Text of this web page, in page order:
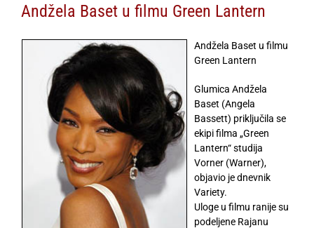
Andžela Baset u filmu Green Lantern
Andžela Baset u filmu
Green Lantern
Glumica Andžela
Baset (Angela
Bassett) priključila se
ekipi filma „Green
Lantern“ studija
Vorner (Warner),
objavio je dnevnik
Variety.
Uloge u filmu ranije su
podeljene Rajanu